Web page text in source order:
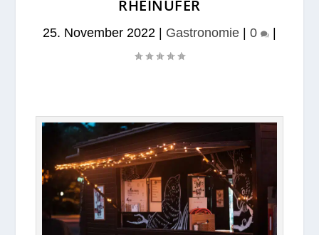
RHEINUFER
25. November 2022 Gastronomie 0